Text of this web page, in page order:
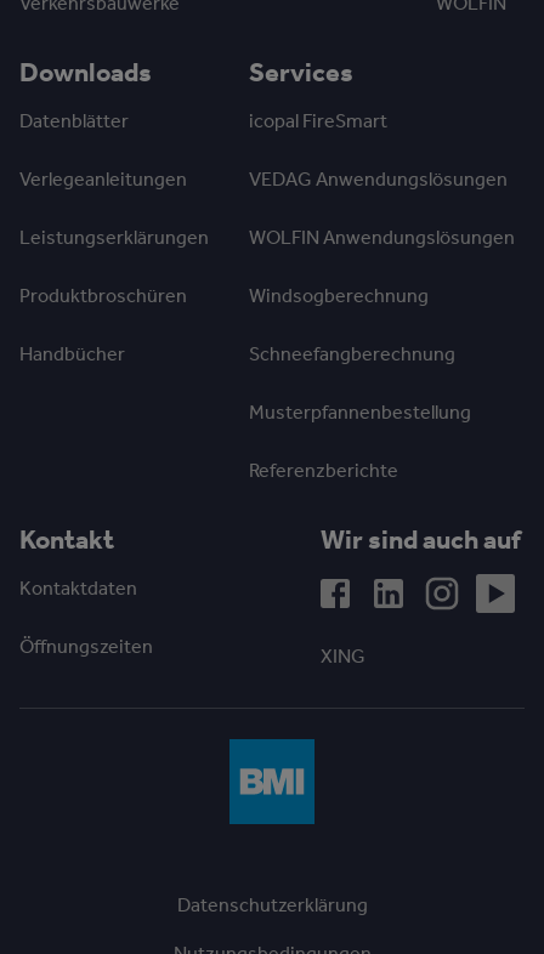
Downloads
Datenblätter
Verlegeanleitungen
Leistungserklärungen
Produktbroschüren
Handbücher
Services
icopal FireSmart
VEDAG Anwendungslösungen
WOLFIN Anwendungslösungen
Windsogberechnung
Schneefangberechnung
Musterpfannenbestellung
Referenzberichte
Kontakt
Kontaktdaten
Öffnungszeiten
Wir sind auch auf
XING
Datenschutzerklärung